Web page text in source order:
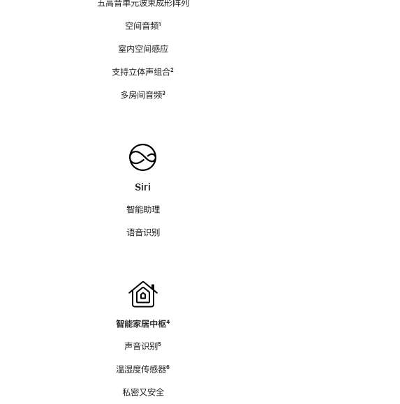
五高音单元波束成形阵列
空间音频脚
¹
室内空间感应
支持立体声组合脚
²
多房间音频脚
³
Siri
智能助理
语音识别
智能家居中枢脚
⁴
声音识别脚
⁵
温湿度传感器脚
⁶
私密又安全